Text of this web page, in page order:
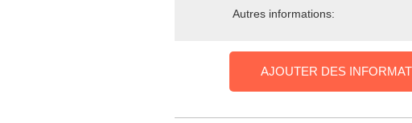
Autres informations:
AJOUTER DES